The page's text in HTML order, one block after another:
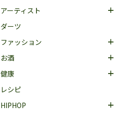
アーティスト
ダーツ
ファッション
お酒
健康
レシピ
HIPHOP